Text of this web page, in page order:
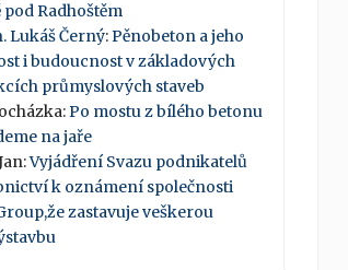
pod Radhoštěm
Lukáš Černý:Pěnobeton a jeho
i budoucnost v základových
průmyslových staveb
:Po mostu z bílého betonu
na jaře
:Vyjádření Svazu podnikatelů
k oznámení společnosti
zastavuje veškerou